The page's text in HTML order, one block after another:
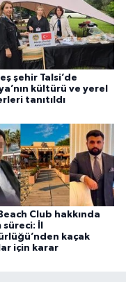
şehir Talsi’de
kültürü ve yerel
tanıtıldı
Club hakkında
süreci: İl
kaçak
için karar